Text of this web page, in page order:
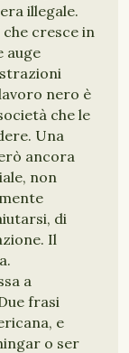
illegale.
cresce in
auge
nero è
che le
Una
ancora
non
di
Il
a
frasi
e
o ser